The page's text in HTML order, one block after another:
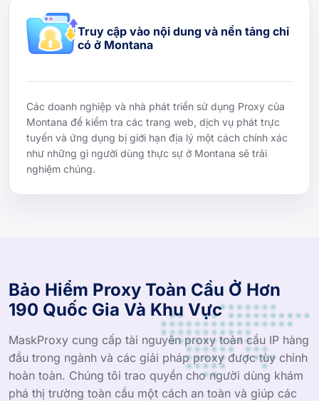
Truy cập vào nội dung và nền tảng chỉ
có ở Montana
Các doanh nghiệp và nhà phát triển sử dụng Proxy của
Montana để kiểm tra các trang web, dịch vụ phát trực
tuyến và ứng dụng bị giới hạn địa lý một cách chính xác
như những gì người dùng thực sự ở Montana sẽ trải
nghiệm chúng.
Bảo Hiểm Proxy Toàn Cầu Ở Hơn
190 Quốc Gia Và Khu Vực
MaskProxy cung cấp tài nguyên proxy toàn cầu IP hàng
đầu trong ngành và các giải pháp proxy được tùy chỉnh
hoàn toàn. Chúng tôi trao quyền cho người dùng khám
phá thị trường toàn cầu một cách an toàn và giúp các